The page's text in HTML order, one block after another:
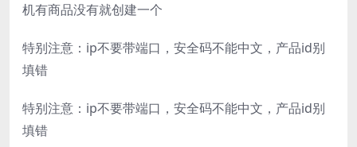
机有商品没有就创建一个
特别注意：ip不要带端口，安全码不能中文，产品id别
填错
特别注意：ip不要带端口，安全码不能中文，产品id别
填错